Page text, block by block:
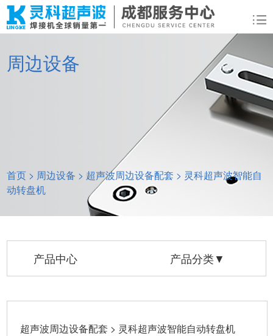
周边设备
首页 > 周边设备 > 超声波周边设备配套 > 灵科超声波智能自
动转盘机
产品中心 产品分类▼
超声波周边设备配套 > 灵科超声波智能自动转盘机